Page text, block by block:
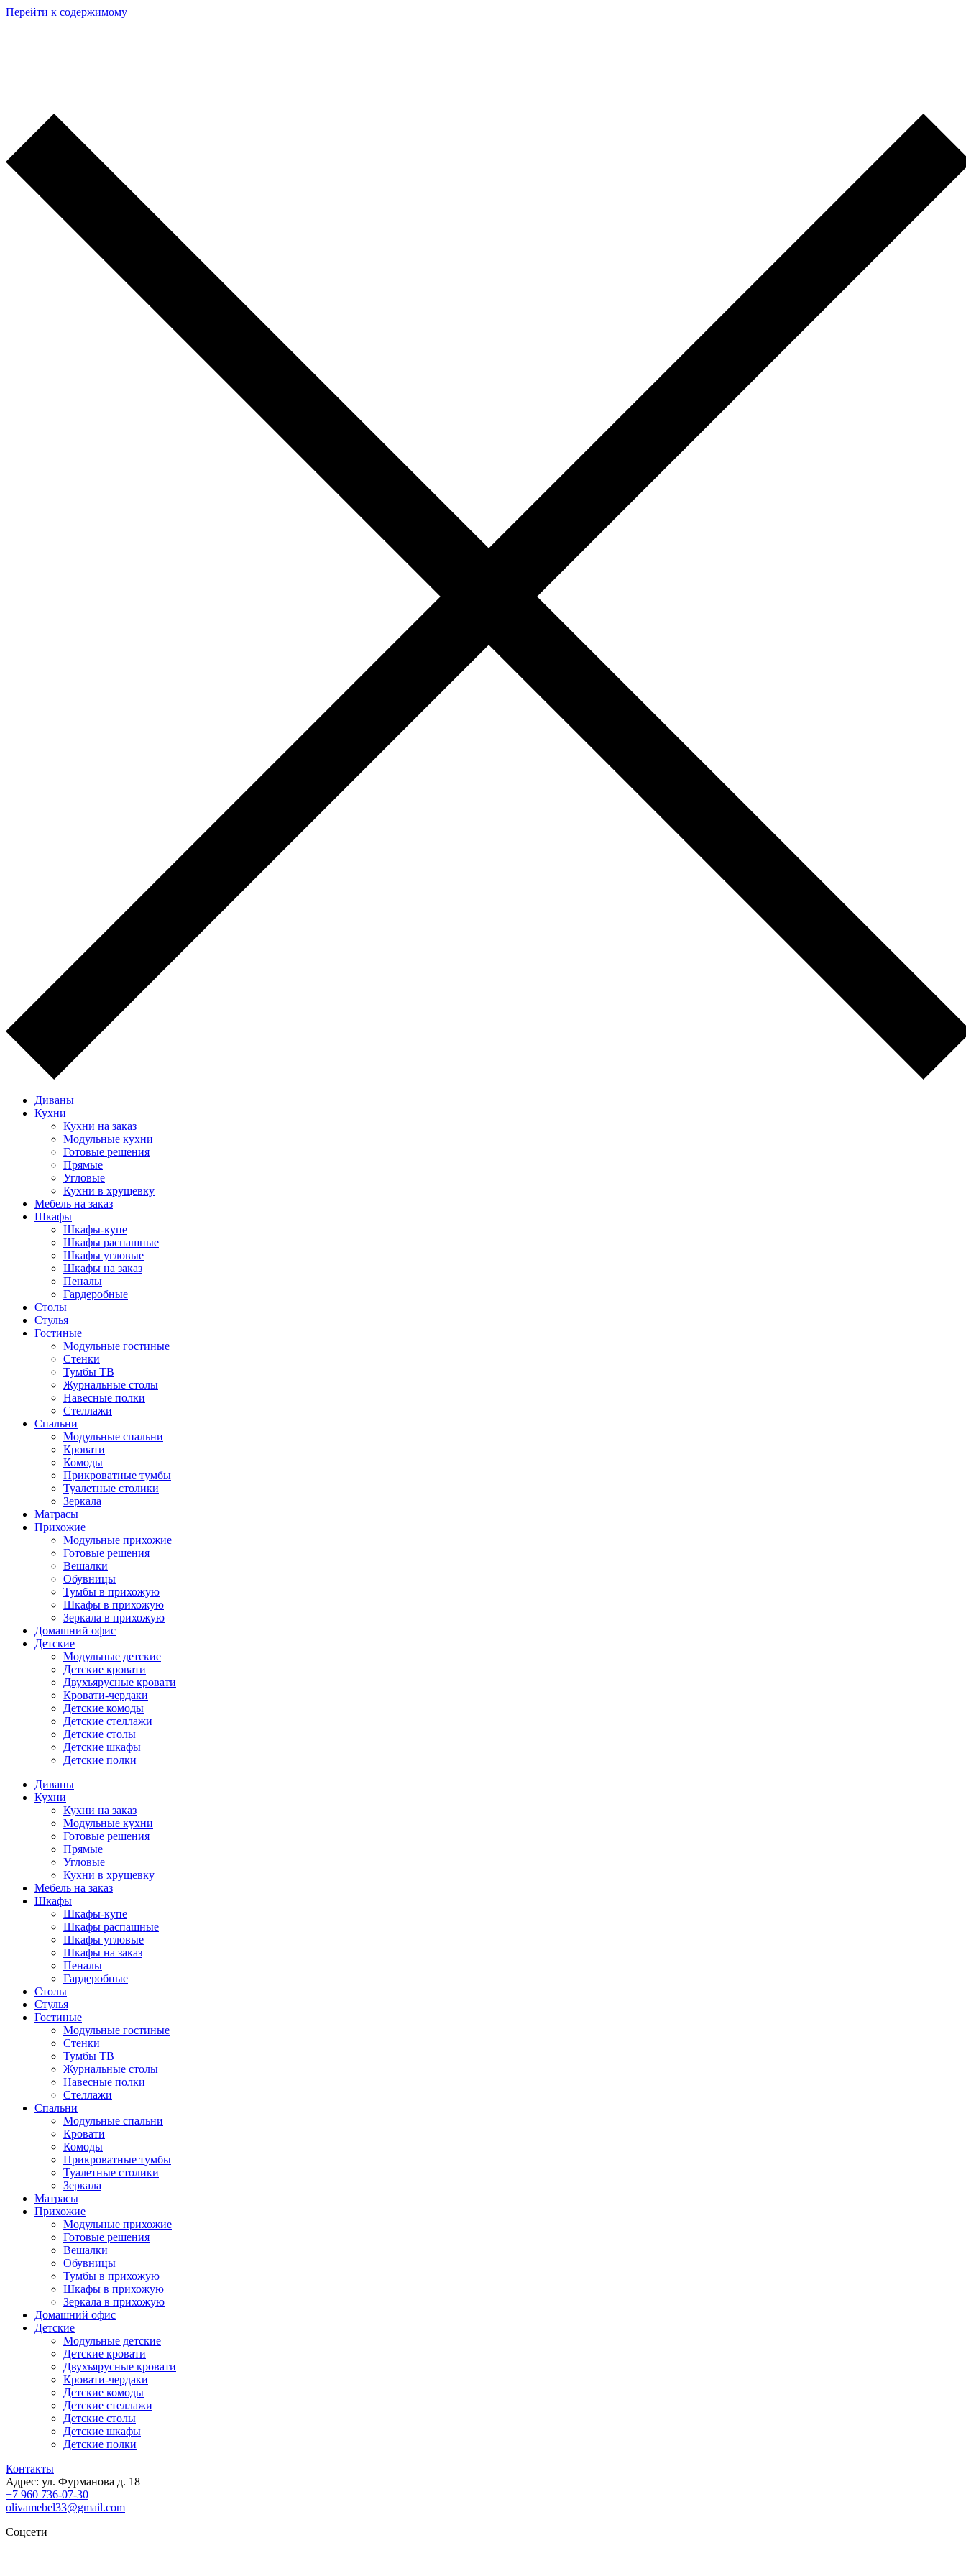
Перейти к содержимому
Диваны
Кухни
Кухни на заказ
Модульные кухни
Готовые решения
Прямые
Угловые
Кухни в хрущевку
Мебель на заказ
Шкафы
Шкафы-купе
Шкафы распашные
Шкафы угловые
Шкафы на заказ
Пеналы
Гардеробные
Столы
Стулья
Гостиные
Модульные гостиные
Стенки
Тумбы ТВ
Журнальные столы
Навесные полки
Стеллажи
Спальни
Модульные спальни
Кровати
Комоды
Прикроватные тумбы
Туалетные столики
Зеркала
Матрасы
Прихожие
Модульные прихожие
Готовые решения
Вешалки
Обувницы
Тумбы в прихожую
Шкафы в прихожую
Зеркала в прихожую
Домашний офис
Детские
Модульные детские
Детские кровати
Двухъярусные кровати
Кровати-чердаки
Детские комоды
Детские стеллажи
Детские столы
Детские шкафы
Детские полки
Диваны
Кухни
Кухни на заказ
Модульные кухни
Готовые решения
Прямые
Угловые
Кухни в хрущевку
Мебель на заказ
Шкафы
Шкафы-купе
Шкафы распашные
Шкафы угловые
Шкафы на заказ
Пеналы
Гардеробные
Столы
Стулья
Гостиные
Модульные гостиные
Стенки
Тумбы ТВ
Журнальные столы
Навесные полки
Стеллажи
Спальни
Модульные спальни
Кровати
Комоды
Прикроватные тумбы
Туалетные столики
Зеркала
Матрасы
Прихожие
Модульные прихожие
Готовые решения
Вешалки
Обувницы
Тумбы в прихожую
Шкафы в прихожую
Зеркала в прихожую
Домашний офис
Детские
Модульные детские
Детские кровати
Двухъярусные кровати
Кровати-чердаки
Детские комоды
Детские стеллажи
Детские столы
Детские шкафы
Детские полки
Контакты
Адрес: ул. Фурманова д. 18
+7 960 736-07-30
olivamebel33@gmail.com
Соцсети